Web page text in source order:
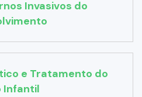
Invasivos do
e Tratamento do
Infantil